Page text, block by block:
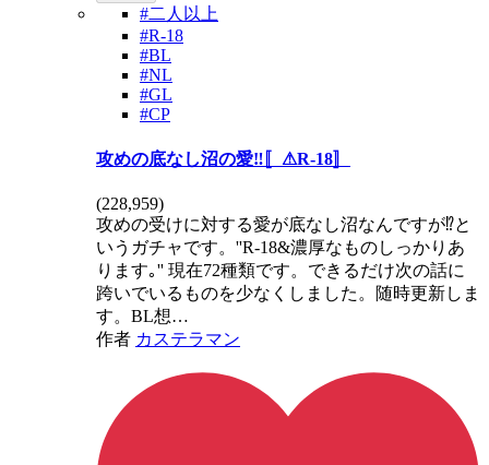
#二人以上
#R-18
#BL
#NL
#GL
#CP
攻めの底なし沼の愛‼️〚⚠R-18〛
(228,959)
攻めの受けに対する愛が底なし沼なんですが⁉️と
いうガチャです。''R-18&濃厚なものしっかりあ
ります｡'' 現在72種類です。できるだけ次の話に
跨いでいるものを少なくしました。随時更新しま
す。BL想…
作者 カステラマン